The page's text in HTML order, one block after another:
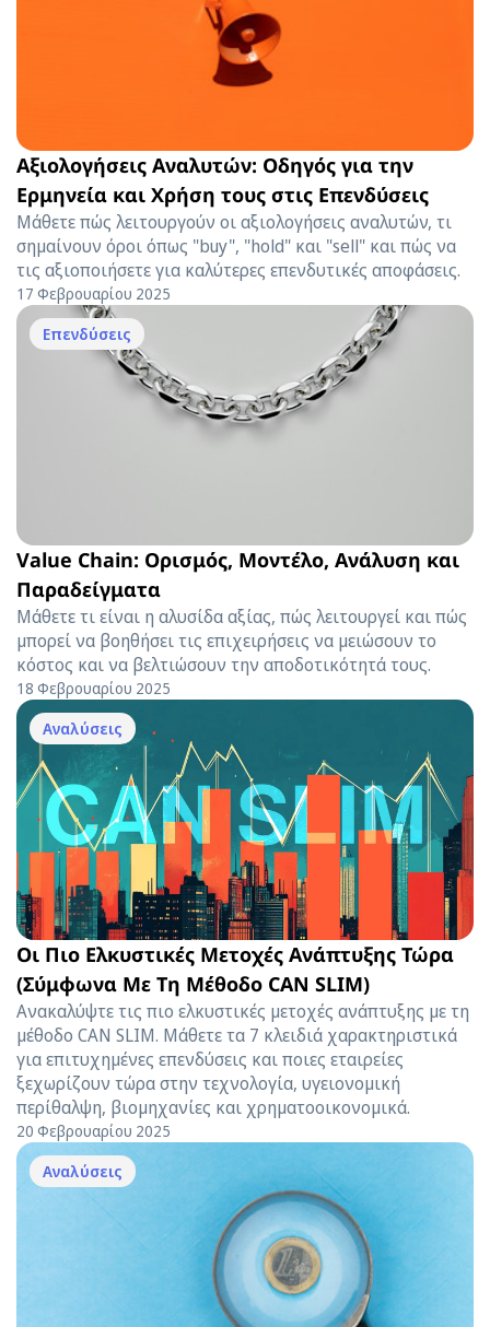
Αξιολογήσεις Αναλυτών: Οδηγός για την
Ερμηνεία και Χρήση τους στις Επενδύσεις
Μάθετε πώς λειτουργούν οι αξιολογήσεις αναλυτών, τι
σημαίνουν όροι όπως "buy", "hold" και "sell" και πώς να
τις αξιοποιήσετε για καλύτερες επενδυτικές αποφάσεις.
17 Φεβρουαρίου 2025
Επενδύσεις
Value Chain: Ορισμός, Μοντέλο, Ανάλυση και
Παραδείγματα
Μάθετε τι είναι η αλυσίδα αξίας, πώς λειτουργεί και πώς
μπορεί να βοηθήσει τις επιχειρήσεις να μειώσουν το
κόστος και να βελτιώσουν την αποδοτικότητά τους.
18 Φεβρουαρίου 2025
Αναλύσεις
Οι Πιο Ελκυστικές Μετοχές Ανάπτυξης Τώρα
(Σύμφωνα Με Τη Μέθοδο CAN SLIM)
Ανακαλύψτε τις πιο ελκυστικές μετοχές ανάπτυξης με τη
μέθοδο CAN SLIM. Μάθετε τα 7 κλειδιά χαρακτηριστικά
για επιτυχημένες επενδύσεις και ποιες εταιρείες
ξεχωρίζουν τώρα στην τεχνολογία, υγειονομική
περίθαλψη, βιομηχανίες και χρηματοοικονομικά.
20 Φεβρουαρίου 2025
Αναλύσεις